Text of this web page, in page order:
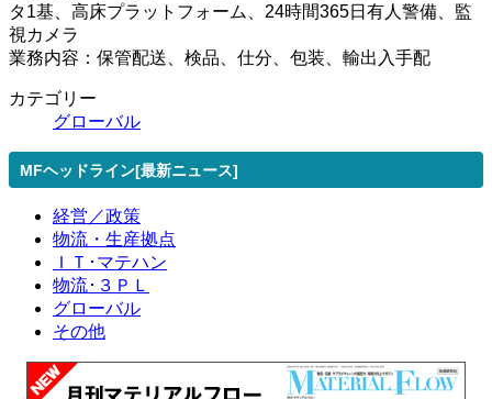
タ1基、高床プラットフォーム、24時間365日有人警備、監
視カメラ
業務内容：保管配送、検品、仕分、包装、輸出入手配
カテゴリー
グローバル
MFヘッドライン[最新ニュース]
経営／政策
物流・生産拠点
ＩＴ･マテハン
物流･３ＰＬ
グローバル
その他